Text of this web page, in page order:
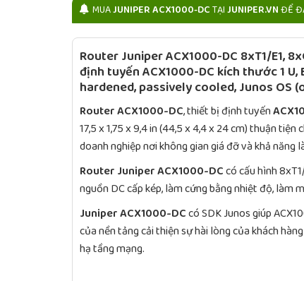
MUAJUNIPER ACX1000-DCTẠIJUNIPER.VNĐỂ
Router Juniper ACX1000-DC 8xT1/E1,
định tuyến ACX1000-DC kích thước 1
hardened, passively cooled, Junos OS
Router ACX1000-DC, thiết bị định tuyến
17,5 x 1,75 x 9,4 in (44,5 x 4,4 x 24 cm) thuận
doanh nghiệp nơi không gian giá đỡ và khả năng
Router Juniper ACX1000-DCcó cấu hình
nguồn DC cấp kép, làm cứng bằng nhiệt độ, làm
Juniper ACX1000-DCcó SDK Junos giúp
của nền tảng cải thiện sự hài lòng của khách
hạ tầng mạng.